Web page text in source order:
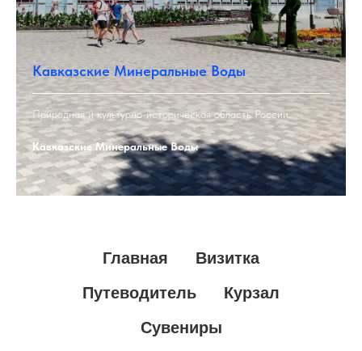
Кавказские Минеральные Воды
Природная и культурно-историческая область России.
Кавказские Минеральные Воды
Главная
Визитка
Путеводитель
Курзал
Сувениры